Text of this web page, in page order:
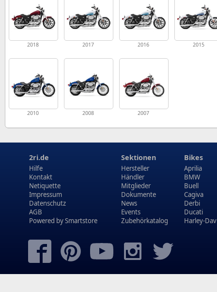
2018 2017 2016 2015
2010 2008 2007
2ri.de
Hilfe
Kontakt
Netiquette
Impressum
Datenschutz
AGB
Powered bySmartstore
Sektionen
Hersteller
Händler
Mitglieder
Dokumente
News
Events
Zubehörkatalog
Bikes
Aprilia
BMW
Buell
Cagiva
Derbi
Ducati
Harley-